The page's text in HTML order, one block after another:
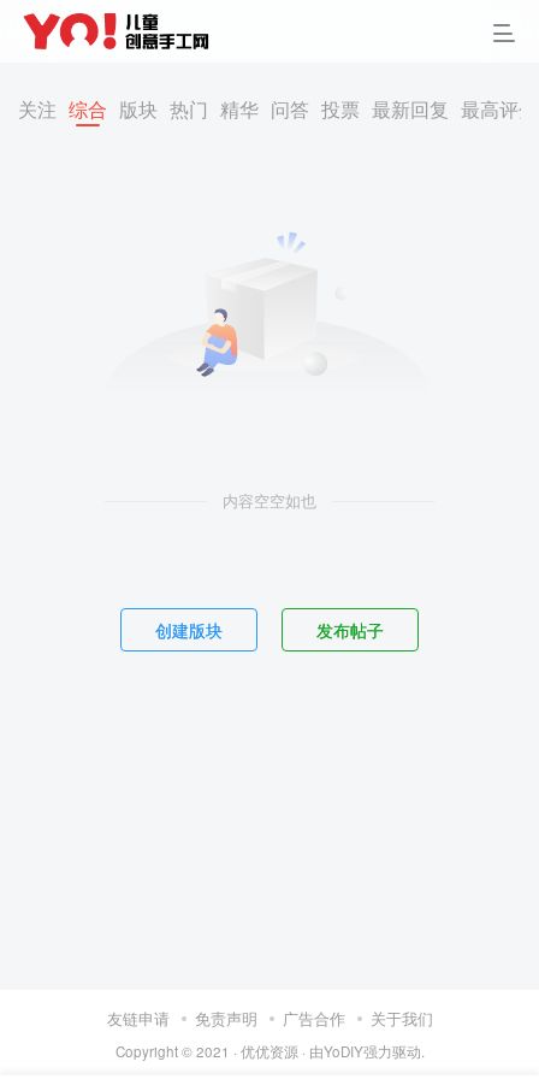
关注 综合 版块 热门 精华 问答 投票 最新回复 最高评分
内容空空如也
创建版块 发布帖子
友链申请 免责声明 广告合作 关于我们
Copyright © 2021 · 优优资源 · 由YoDIY强力驱动.